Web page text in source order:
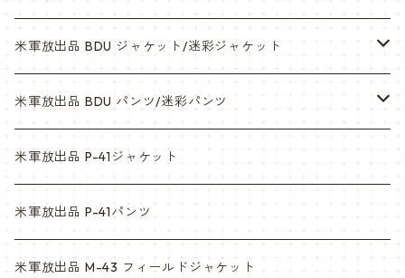
米軍放出品 BDU ジャケット/迷彩ジャケット
ウッドランド
ACU
マルチカム
3c
米軍放出品 BDU パンツ/迷彩パンツ
ウッドランド
ACU
マルチカム
米軍放出品 P-41ジャケット
米軍放出品 P-41パンツ
米軍放出品 M-43 フィールドジャケット